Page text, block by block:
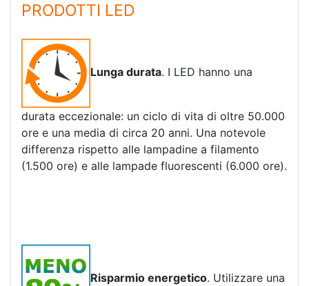
PRODOTTI LED
Lunga durata. I LED hanno una
durata eccezionale: un ciclo di vita di oltre 50.000
ore e una media di circa 20 anni. Una notevole
differenza rispetto alle lampadine a filamento
(1.500 ore) e alle lampade fluorescenti (6.000 ore).
Risparmio energetico. Utilizzare una